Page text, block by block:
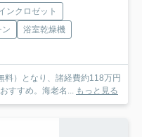
ンクロゼット
ン
浴室乾燥機
料）となり、諸経費約118万円
すすめ。海老名... もっと見る